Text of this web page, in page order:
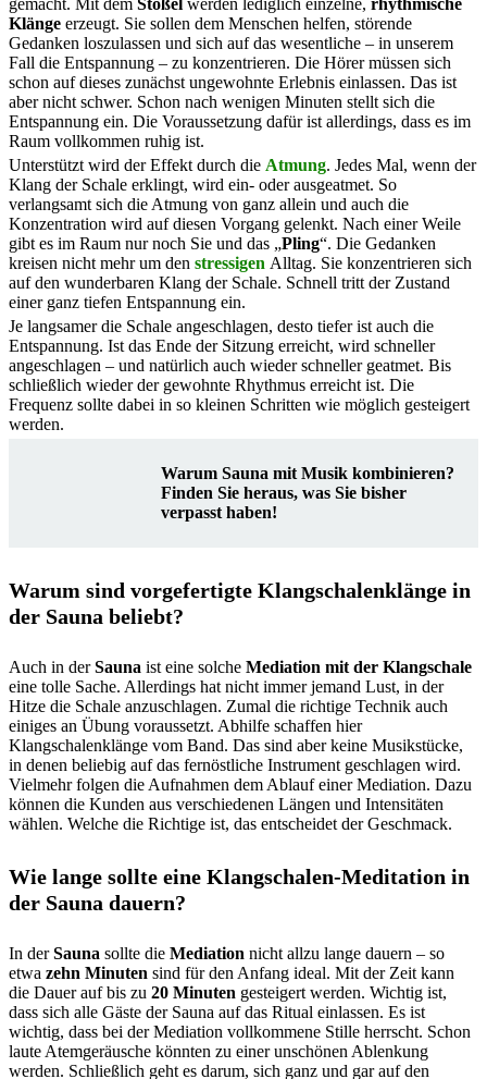
gemacht. Mit dem Stößel werden lediglich einzelne, rhythmische
Klänge erzeugt. Sie sollen dem Menschen helfen, störende
Gedanken loszulassen und sich auf das wesentliche – in unserem
Fall die Entspannung – zu konzentrieren. Die Hörer müssen sich
schon auf dieses zunächst ungewohnte Erlebnis einlassen. Das ist
aber nicht schwer. Schon nach wenigen Minuten stellt sich die
Entspannung ein. Die Voraussetzung dafür ist allerdings, dass es im
Raum vollkommen ruhig ist.
Unterstützt wird der Effekt durch die Atmung. Jedes Mal, wenn der
Klang der Schale erklingt, wird ein- oder ausgeatmet. So
verlangsamt sich die Atmung von ganz allein und auch die
Konzentration wird auf diesen Vorgang gelenkt. Nach einer Weile
gibt es im Raum nur noch Sie und das „Pling“. Die Gedanken
kreisen nicht mehr um den stressigen Alltag. Sie konzentrieren sich
auf den wunderbaren Klang der Schale. Schnell tritt der Zustand
einer ganz tiefen Entspannung ein.
Je langsamer die Schale angeschlagen, desto tiefer ist auch die
Entspannung. Ist das Ende der Sitzung erreicht, wird schneller
angeschlagen – und natürlich auch wieder schneller geatmet. Bis
schließlich wieder der gewohnte Rhythmus erreicht ist. Die
Frequenz sollte dabei in so kleinen Schritten wie möglich gesteigert
werden.
Warum Sauna mit Musik kombinieren?
Finden Sie heraus, was Sie bisher
verpasst haben!
Warum sind vorgefertigte Klangschalenklänge in
der Sauna beliebt?
Auch in derSauna ist eine solche Mediation mit der Klangschale
eine tolle Sache. Allerdings hat nicht immer jemand Lust, in der
Hitze die Schale anzuschlagen. Zumal die richtige Technik auch
einiges an Übung voraussetzt. Abhilfe schaffen hier
Klangschalenklänge vom Band. Das sind aber keine Musikstücke,
in denen beliebig auf das fernöstliche Instrument geschlagen wird.
Vielmehr folgen die Aufnahmen dem Ablauf einer Mediation. Dazu
können die Kunden aus verschiedenen Längen und Intensitäten
wählen. Welche die Richtige ist, das entscheidet der Geschmack.
Wie lange sollte eine Klangschalen-Meditation in
der Sauna dauern?
In derSauna sollte die Mediation nicht allzu lange dauern – so
etwa zehn Minuten sind für den Anfang ideal. Mit der Zeit kann
die Dauer auf bis zu 20 Minuten gesteigert werden. Wichtig ist,
dass sich alle Gäste der Sauna auf das Ritual einlassen. Es ist
wichtig, dass bei der Mediation vollkommene Stille herrscht. Schon
laute Atemgeräusche könnten zu einer unschönen Ablenkung
werden. Schließlich geht es darum, sich ganz und gar auf den